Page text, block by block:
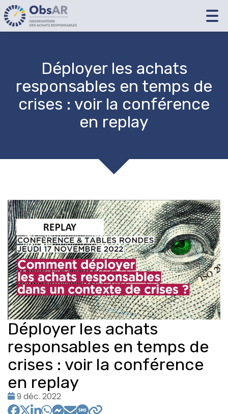
Déployer les achats
responsables en temps de
crises : voir la conférence
en replay
Déployer les achats
responsables en temps de
crises : voir la conférence
en replay
Date
:
9 déc. 2022